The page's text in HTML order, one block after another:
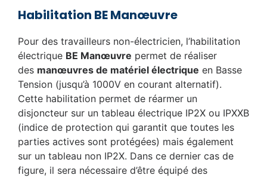
Habilitation BE Manœuvre
Pour des travailleurs non-électricien, l’habilitation
électrique BE Manœuvre permet de réaliser
des manœuvres de matériel électrique en Basse
Tension (jusqu’à 1000V en courant alternatif).
Cette habilitation permet de réarmer un
disjoncteur sur un tableau électrique IP2X ou IPXXB
(indice de protection qui garantit que toutes les
parties actives sont protégées) mais également
sur un tableau non IP2X. Dans ce dernier cas de
figure, il sera nécessaire d’être équipé des